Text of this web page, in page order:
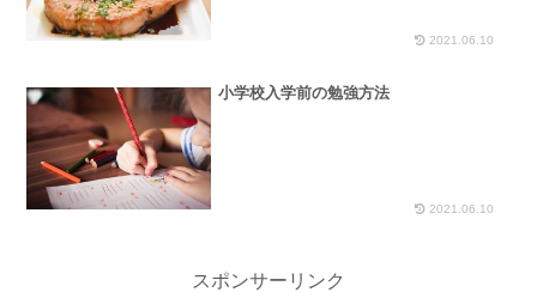
2021.06.10
小学校入学前の勉強方法
2021.06.10
スポンサーリンク